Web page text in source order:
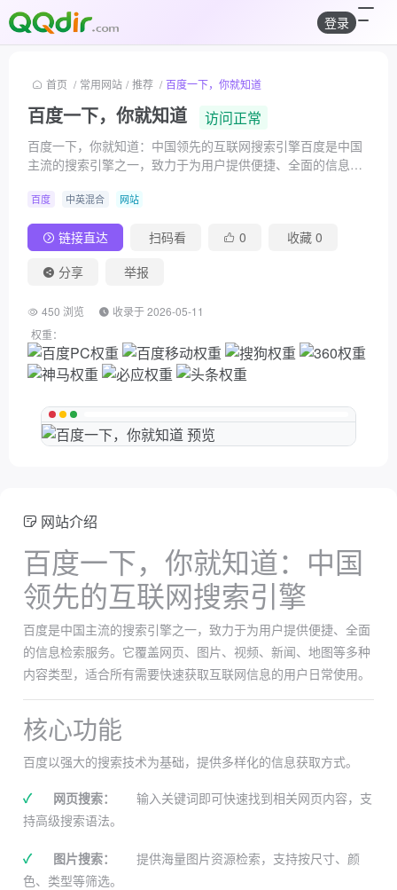
登录
首页 / 常用网站 / 推荐 / 百度一下，你就知道
百度一下，你就知道 访问正常
百度一下，你就知道：中国领先的互联网搜索引擎百度是中国
主流的搜索引擎之一，致力于为用户提供便捷、全面的信息检
型，适合所有需要快速获取互联网信息的用户日常使用。核心
功能百度以强大的搜索技术为基础，提供多样
百度 中英混合 网站
链接直达 扫码看 0 收藏 0
分享
举报
450 浏览
收录于 2026-05-11
权重：
网站介绍
百度一下，你就知道：中国
领先的互联网搜索引擎
百度是中国主流的搜索引擎之一，致力于为用户提供便捷、全面
的信息检索服务。它覆盖网页、图片、视频、新闻、地图等多种
内容类型，适合所有需要快速获取互联网信息的用户日常使用。
核心功能
百度以强大的搜索技术为基础，提供多样化的信息获取方式。
✓ 网页搜索：
输入关键词即可快速找到相关网页内容，支
持高级搜索语法。
✓ 图片搜索：
提供海量图片资源检索，支持按尺寸、颜
色、类型等筛选。